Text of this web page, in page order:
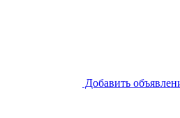
Добавить